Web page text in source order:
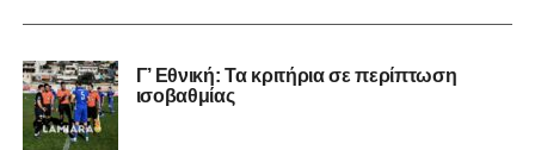
Γ’ Εθνική: Τα κριτήρια σε περίπτωση
ισοβαθμίας